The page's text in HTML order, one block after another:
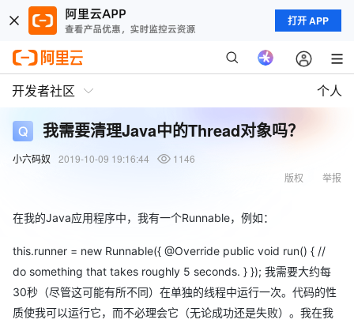
打开 APP
开发者社区 个人
我需要清理Java中的Thread对象吗？
小六码奴 2019-10-09 19:16:44
1146
举报
版权
在我的Java应用程序中，我有一个Runnable，例如：
this.runner = new Runnable({ @Override public void run() { //
do something that takes roughly 5 seconds. } }); 我需要大约每
30秒（尽管这可能有所不同）在单独的线程中运行一次。代码的性
质使我可以运行它，而不必理会它（无论成功还是失败）。我在我